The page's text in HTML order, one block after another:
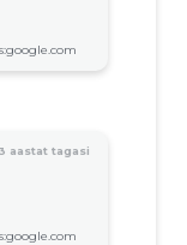
3 aastat tagasi